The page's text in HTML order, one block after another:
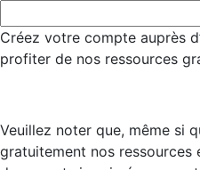
Créez votre compte auprès
profiter de nos ressources
Veuillez noter que, même si
gratuitement nos ressources